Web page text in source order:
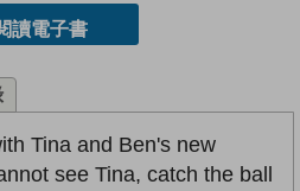
讀電子書
Tina and Ben's new
see Tina, catch the ball